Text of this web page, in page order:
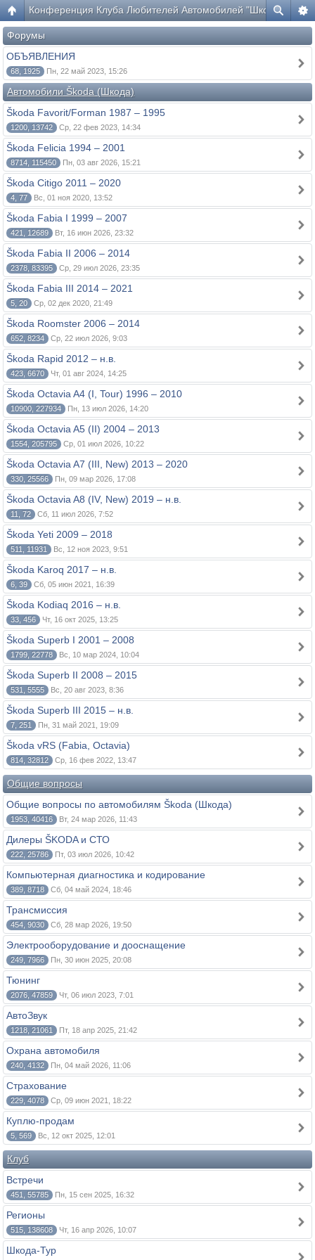
Конференция Клуба Любителей Автомобилей "Шкода"
Форумы
ОБЪЯВЛЕНИЯ
68, 1925 Пн, 22 май 2023, 15:26
Автомобили Škoda (Шкода)
Škoda Favorit/Forman 1987 – 1995
1200, 13742 Ср, 22 фев 2023, 14:34
Škoda Felicia 1994 – 2001
8714, 115450 Пн, 03 авг 2026, 15:21
Škoda Citigo 2011 – 2020
4, 77 Вс, 01 ноя 2020, 13:52
Škoda Fabia I 1999 – 2007
421, 12689 Вт, 16 июн 2026, 23:32
Škoda Fabia II 2006 – 2014
2378, 83395 Ср, 29 июл 2026, 23:35
Škoda Fabia III 2014 – 2021
5, 20 Ср, 02 дек 2020, 21:49
Škoda Roomster 2006 – 2014
652, 8234 Ср, 22 июл 2026, 9:03
Škoda Rapid 2012 – н.в.
423, 6670 Чт, 01 авг 2024, 14:25
Škoda Octavia A4 (I, Tour) 1996 – 2010
10900, 227934 Пн, 13 июл 2026, 14:20
Škoda Octavia A5 (II) 2004 – 2013
1554, 205795 Ср, 01 июл 2026, 10:22
Škoda Octavia A7 (III, New) 2013 – 2020
330, 25566 Пн, 09 мар 2026, 17:08
Škoda Octavia A8 (IV, New) 2019 – н.в.
11, 72 Сб, 11 июл 2026, 7:52
Škoda Yeti 2009 – 2018
511, 11931 Вс, 12 ноя 2023, 9:51
Škoda Karoq 2017 – н.в.
6, 39 Сб, 05 июн 2021, 16:39
Škoda Kodiaq 2016 – н.в.
33, 456 Чт, 16 окт 2025, 13:25
Škoda Superb I 2001 – 2008
1799, 22778 Вс, 10 мар 2024, 10:04
Škoda Superb II 2008 – 2015
531, 5555 Вс, 20 авг 2023, 8:36
Škoda Superb III 2015 – н.в.
7, 251 Пн, 31 май 2021, 19:09
Škoda vRS (Fabia, Octavia)
814, 32812 Ср, 16 фев 2022, 13:47
Общие вопросы
Общие вопросы по автомобилям Škoda (Шкода)
1953, 40416 Вт, 24 мар 2026, 11:43
Дилеры ŠKODA и СТО
222, 25786 Пт, 03 июл 2026, 10:42
Компьютерная диагностика и кодирование
389, 8718 Сб, 04 май 2024, 18:46
Трансмиссия
454, 9030 Сб, 28 мар 2026, 19:50
Электрооборудование и дооснащение
249, 7966 Пн, 30 июн 2025, 20:08
Тюнинг
2076, 47859 Чт, 06 июл 2023, 7:01
АвтоЗвук
1218, 21061 Пт, 18 апр 2025, 21:42
Охрана автомобиля
240, 4132 Пн, 04 май 2026, 11:06
Страхование
229, 4078 Ср, 09 июн 2021, 18:22
Куплю-продам
5, 569 Вс, 12 окт 2025, 12:01
Клуб
Встречи
451, 55785 Пн, 15 сен 2025, 16:32
Регионы
515, 138608 Чт, 16 апр 2026, 10:07
Шкода-Тур